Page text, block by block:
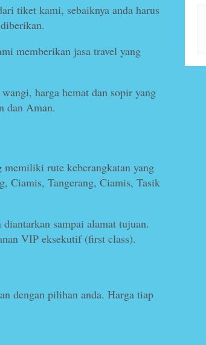
tiket kami, sebaiknya anda harus
memberikan jasa travel yang
harga hemat dan sopir yang
dan Aman.
memiliki rute keberangkatan yang
Ciamis, Tangerang, Ciamis, Tasik
sampai alamat tujuan.
VIP eksekutif (first class).
dengan pilihan anda. Harga tiap